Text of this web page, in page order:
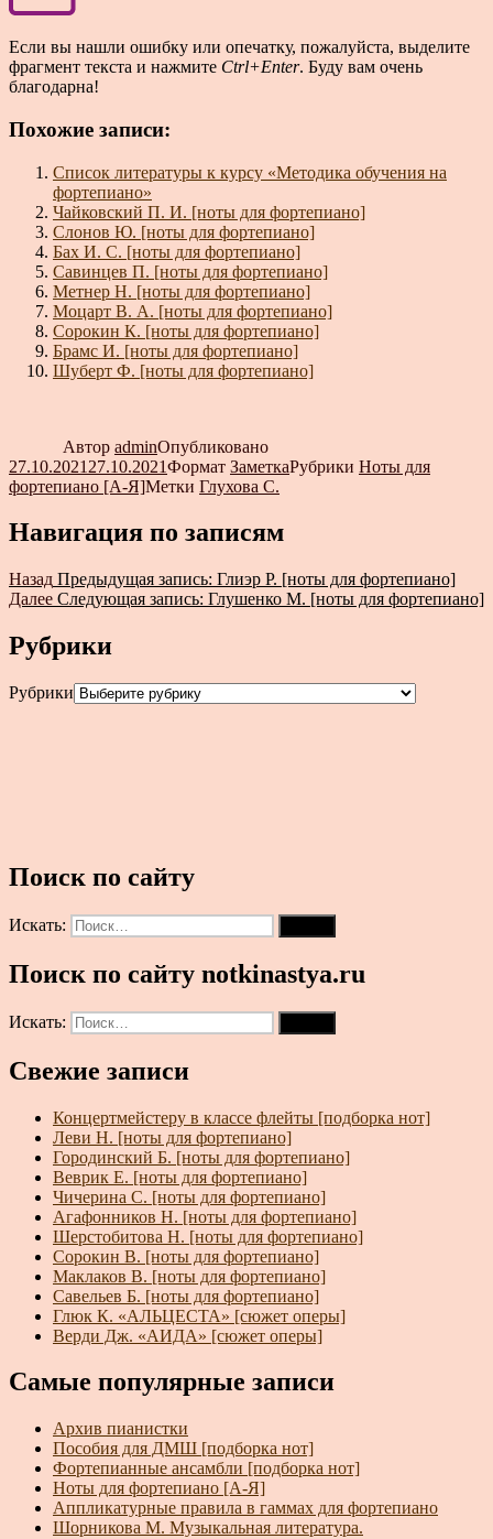
Если вы нашли ошибку или опечатку, пожалуйста, выделите
фрагмент текста и нажмите Ctrl+Enter. Буду вам очень
благодарна!
Похожие записи:
Список литературы к курсу «Методика обучения на
фортепиано»
Чайковский П. И. [ноты для фортепиано]
Слонов Ю. [ноты для фортепиано]
Бах И. С. [ноты для фортепиано]
Савинцев П. [ноты для фортепиано]
Метнер Н. [ноты для фортепиано]
Моцарт В. А. [ноты для фортепиано]
Сорокин К. [ноты для фортепиано]
Брамс И. [ноты для фортепиано]
Шуберт Ф. [ноты для фортепиано]
Автор adminОпубликовано
27.10.2021 27.10.2021Формат ЗаметкаРубрики Ноты для
фортепиано [А-Я]Метки Глухова С.
Навигация по записям
Назад Предыдущая запись: Глиэр Р. [ноты для фортепиано]
Далее Следующая запись: Глушенко М. [ноты для фортепиано]
Рубрики
Рубрики
Поиск по сайту
Искать:
Поиск по сайту notkinastya.ru
Искать:
Свежие записи
Концертмейстеру в классе флейты [подборка нот]
Леви Н. [ноты для фортепиано]
Городинский Б. [ноты для фортепиано]
Веврик Е. [ноты для фортепиано]
Чичерина С. [ноты для фортепиано]
Агафонников Н. [ноты для фортепиано]
Шерстобитова Н. [ноты для фортепиано]
Сорокин В. [ноты для фортепиано]
Маклаков В. [ноты для фортепиано]
Савельев Б. [ноты для фортепиано]
Глюк К. «АЛЬЦЕСТА» [сюжет оперы]
Верди Дж. «АИДА» [сюжет оперы]
Самые популярные записи
Архив пианистки
Пособия для ДМШ [подборка нот]
Фортепианные ансамбли [подборка нот]
Ноты для фортепиано [А-Я]
Аппликатурные правила в гаммах для фортепиано
Шорникова М. Музыкальная литература.